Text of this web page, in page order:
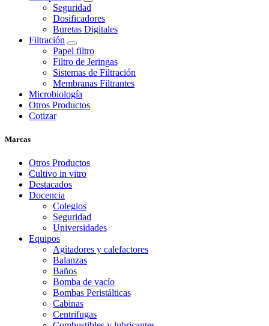
Seguridad
Dosificadores
Buretas Digitales
Filtración
Papel filtro
Filtro de Jeringas
Sistemas de Filtración
Membranas Filtrantes
Microbiología
Otros Productos
Cotizar
Marcas
Otros Productos
Cultivo in vitro
Destacados
Docencia
Colegios
Seguridad
Universidades
Equipos
Agitadores y calefactores
Balanzas
Baños
Bomba de vacío
Bombas Peristálticas
Cabinas
Centrifugas